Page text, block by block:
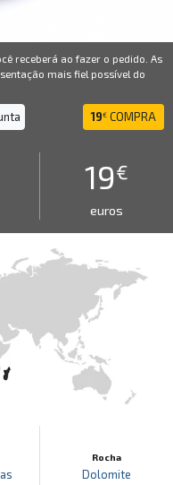
receberá ao fazer o pedido. As
mais fiel possível do
19€ COMPRA
19€
euros
Rocha
Dolomite